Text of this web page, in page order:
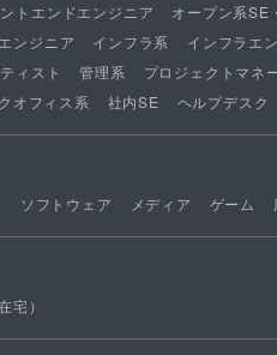
トエンドエンジニア オープン系SE
ンジニア インフラ系 インフラエ
ィスト 管理系 プロジェクトマネ
オフィス系 社内SE ヘルプデスク
ソフトウェア メディア ゲーム
宅）